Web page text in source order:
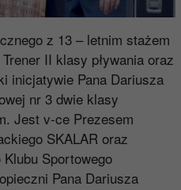
z 13 – letnim stażem
II klasy pływania oraz
inicjatywie Pana Dariusza
nr 3 dwie klasy
Jest v-ce Prezesem
SKALAR oraz
Sportowego
Pana Dariusza